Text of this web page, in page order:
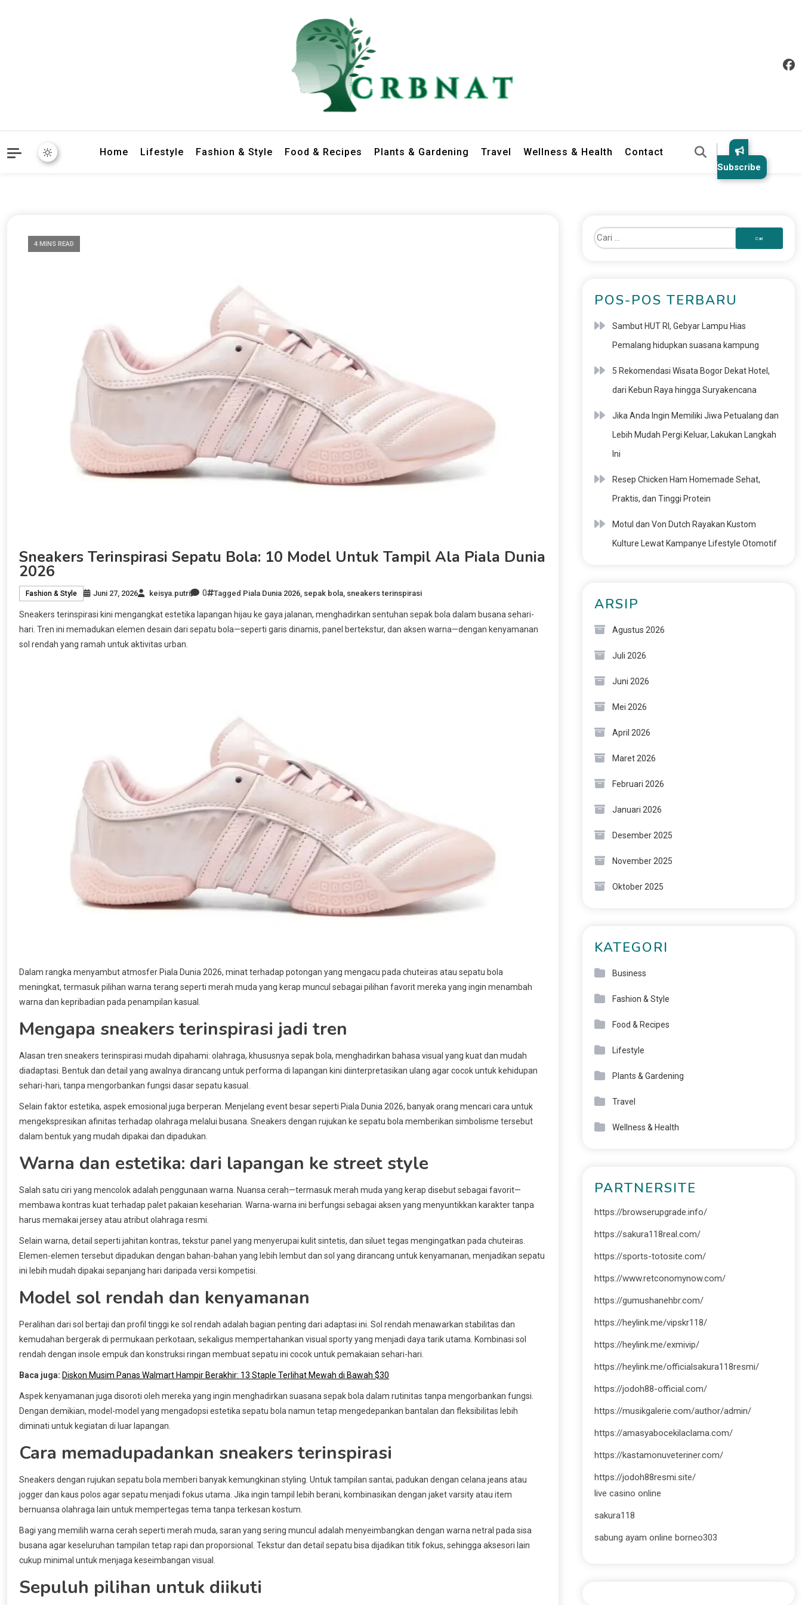
Home Lifestyle Fashion & Style Food & Recipes Plants & Gardening Travel Wellness & Health Contact
Subscribe
4 MINS READ
Sneakers Terinspirasi Sepatu Bola: 10 Model Untuk Tampil Ala Piala Dunia
2026
Fashion & Style Juni 27, 2026 keisya.putri 0 Tagged Piala Dunia 2026 sepak bola sneakers terinspirasi
Sneakers terinspirasi kini mengangkat estetika lapangan hijau ke gaya jalanan, menghadirkan sentuhan sepak bola dalam busana sehari-
hari. Tren ini memadukan elemen desain dari sepatu bola—seperti garis dinamis, panel bertekstur, dan aksen warna—dengan kenyamanan
sol rendah yang ramah untuk aktivitas urban.
Dalam rangka menyambut atmosfer Piala Dunia 2026, minat terhadap potongan yang mengacu pada chuteiras atau sepatu bola
meningkat, termasuk pilihan warna terang seperti merah muda yang kerap muncul sebagai pilihan favorit mereka yang ingin menambah
warna dan kepribadian pada penampilan kasual.
Mengapa sneakers terinspirasi jadi tren
Alasan tren sneakers terinspirasi mudah dipahami: olahraga, khususnya sepak bola, menghadirkan bahasa visual yang kuat dan mudah
diadaptasi. Bentuk dan detail yang awalnya dirancang untuk performa di lapangan kini diinterpretasikan ulang agar cocok untuk kehidupan
sehari-hari, tanpa mengorbankan fungsi dasar sepatu kasual.
Selain faktor estetika, aspek emosional juga berperan. Menjelang event besar seperti Piala Dunia 2026, banyak orang mencari cara untuk
mengekspresikan afinitas terhadap olahraga melalui busana. Sneakers dengan rujukan ke sepatu bola memberikan simbolisme tersebut
dalam bentuk yang mudah dipakai dan dipadukan.
Warna dan estetika: dari lapangan ke street style
Salah satu ciri yang mencolok adalah penggunaan warna. Nuansa cerah—termasuk merah muda yang kerap disebut sebagai favorit—
membawa kontras kuat terhadap palet pakaian keseharian. Warna-warna ini berfungsi sebagai aksen yang menyuntikkan karakter tanpa
harus memakai jersey atau atribut olahraga resmi.
Selain warna, detail seperti jahitan kontras, tekstur panel yang menyerupai kulit sintetis, dan siluet tegas mengingatkan pada chuteiras.
Elemen-elemen tersebut dipadukan dengan bahan-bahan yang lebih lembut dan sol yang dirancang untuk kenyamanan, menjadikan sepatu
ini lebih mudah dipakai sepanjang hari daripada versi kompetisi.
Model sol rendah dan kenyamanan
Peralihan dari sol bertaji dan profil tinggi ke sol rendah adalah bagian penting dari adaptasi ini. Sol rendah menawarkan stabilitas dan
kemudahan bergerak di permukaan perkotaan, sekaligus mempertahankan visual sporty yang menjadi daya tarik utama. Kombinasi sol
rendah dengan insole empuk dan konstruksi ringan membuat sepatu ini cocok untuk pemakaian sehari-hari.
Baca juga: Diskon Musim Panas Walmart Hampir Berakhir: 13 Staple Terlihat Mewah di Bawah $30
Aspek kenyamanan juga disoroti oleh mereka yang ingin menghadirkan suasana sepak bola dalam rutinitas tanpa mengorbankan fungsi.
Dengan demikian, model-model yang mengadopsi estetika sepatu bola namun tetap mengedepankan bantalan dan fleksibilitas lebih
diminati untuk kegiatan di luar lapangan.
Cara memadupadankan sneakers terinspirasi
Sneakers dengan rujukan sepatu bola memberi banyak kemungkinan styling. Untuk tampilan santai, padukan dengan celana jeans atau
jogger dan kaus polos agar sepatu menjadi fokus utama. Jika ingin tampil lebih berani, kombinasikan dengan jaket varsity atau item
bernuansa olahraga lain untuk mempertegas tema tanpa terkesan kostum.
Bagi yang memilih warna cerah seperti merah muda, saran yang sering muncul adalah menyeimbangkan dengan warna netral pada sisa
busana agar keseluruhan tampilan tetap rapi dan proporsional. Tekstur dan detail sepatu bisa dijadikan titik fokus, sehingga aksesori lain
cukup minimal untuk menjaga keseimbangan visual.
Sepuluh pilihan untuk diikuti
POS-POS TERBARU
Sambut HUT RI, Gebyar Lampu Hias
Pemalang hidupkan suasana kampung
5 Rekomendasi Wisata Bogor Dekat Hotel,
dari Kebun Raya hingga Suryakencana
Jika Anda Ingin Memiliki Jiwa Petualang dan
Lebih Mudah Pergi Keluar, Lakukan Langkah
Ini
Resep Chicken Ham Homemade Sehat,
Praktis, dan Tinggi Protein
Motul dan Von Dutch Rayakan Kustom
Kulture Lewat Kampanye Lifestyle Otomotif
ARSIP
Agustus 2026
Juli 2026
Juni 2026
Mei 2026
April 2026
Maret 2026
Februari 2026
Januari 2026
Desember 2025
November 2025
Oktober 2025
KATEGORI
Business
Fashion & Style
Food & Recipes
Lifestyle
Plants & Gardening
Travel
Wellness & Health
PARTNERSITE
https://browserupgrade.info/
https://sakura118real.com/
https://sports-totosite.com/
https://www.retconomynow.com/
https://gumushanehbr.com/
https://heylink.me/vipskr118/
https://heylink.me/exmivip/
https://heylink.me/officialsakura118resmi/
https://jodoh88-official.com/
https://musikgalerie.com/author/admin/
https://amasyabocekilaclama.com/
https://kastamonuveteriner.com/
https://jodoh88resmi.site/
live casino online
sakura118
sabung ayam online borneo303